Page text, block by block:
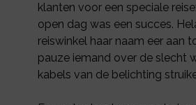
klanten voor een speciale
open dag was een succes.
reiswinkel haar naam eer aan
pauze iemand over de slecht
kabels van de belichting